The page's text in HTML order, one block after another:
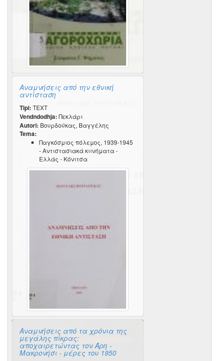
Αναμνήσεις από την εθνική
αντίσταση
Tipi: TEXT
Vendndodhja: Πεκλάρι
Autori: Βουρδούκας, Βαγγέλης
Tema:
Παγκόσμιος πόλεμος, 1939-1945
- Αντιστασιακά κιινήματα -
Ελλάς - Κόνιτσα
Αναμνήσεις από τα χρόνια της
μεγάλης πίκρας:
αποχαιρετώντας τον Άρη -
Μακρονήσι - μέρες του 1950